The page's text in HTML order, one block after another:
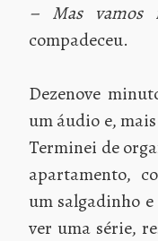
– Mas vamos
compadeceu.
Dezenove
um áudio e,
Terminei de
apartamento,
um salgadinho
ver uma série,